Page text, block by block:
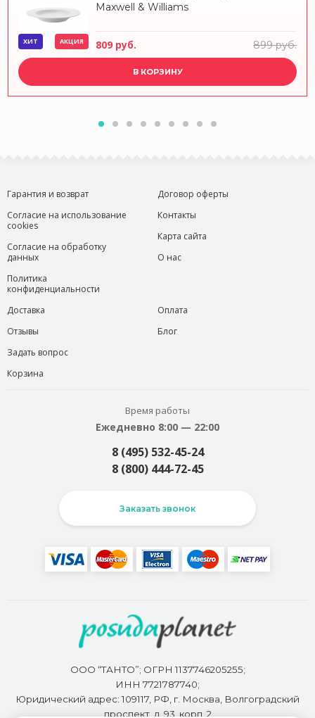
ХИТ АКЦИЯ
Maxwell & Williams
809 руб. 899 руб.
В КОРЗИНУ
Гарантия и возврат
Согласие на использование
cookies
Согласие на обработку
данных
Политика
конфиденциальности
Договор оферты
Контакты
Карта сайта
О нас
Доставка
Отзывы
Задать вопрос
Корзина
Оплата
Блог
Время работы
Ежедневно 8:00 — 22:00
8 (495) 532-45-24
8 (800) 444-72-45
Заказать звонок
ООО “ТАНТО”; ОГРН 1137746205255;
ИНН 7721787740;
Юридический адрес: 109117, РФ, г. Москва, Волгоградский
проспект, д. 93, корп. 2